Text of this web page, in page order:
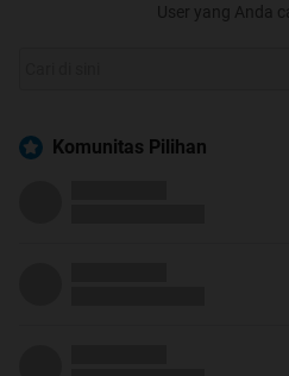
User yang Anda
Komunitas Pilihan